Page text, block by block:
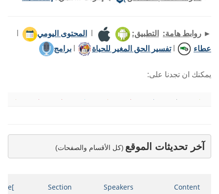
► روابط هامة: التطبيق: المحتوى اليومي
عطاء
تفسير الحق المغير للحياة برامج
يمكنك ان تجدنا على:
آخر تحديثات الموقع (كل الأقسام والصفحات)
Content
Speakers
Section